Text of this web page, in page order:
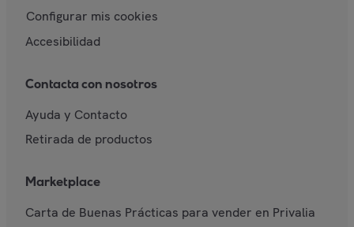
Configurar mis cookies
Accesibilidad
Contacta con nosotros
Ayuda y Contacto
Retirada de productos
Marketplace
Carta de Buenas Prácticas para vender en Privalia